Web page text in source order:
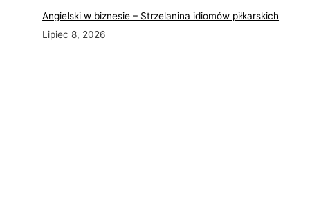
Angielski w biznesie – Strzelanina idiomów piłkarskich
Lipiec 8, 2026